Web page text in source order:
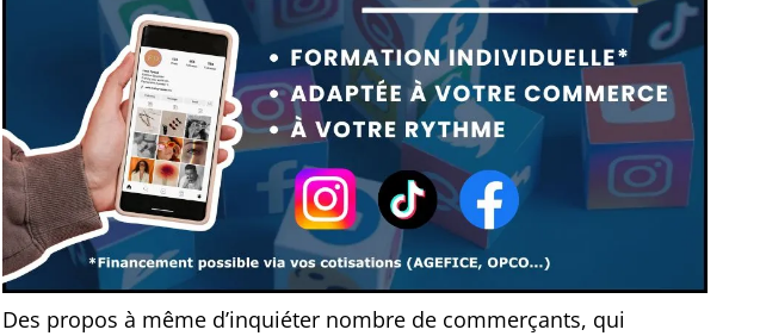
Des propos à même d’inquiéter nombre de commerçants, qui